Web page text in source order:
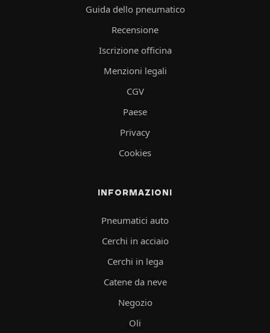
Guida dello pneumatico
Recensione
Iscrizione officina
Menzioni legali
CGV
Paese
Privacy
Cookies
INFORMAZIONI
Pneumatici auto
Cerchi in acciaio
Cerchi in lega
Catene da neve
Negozio
Oli